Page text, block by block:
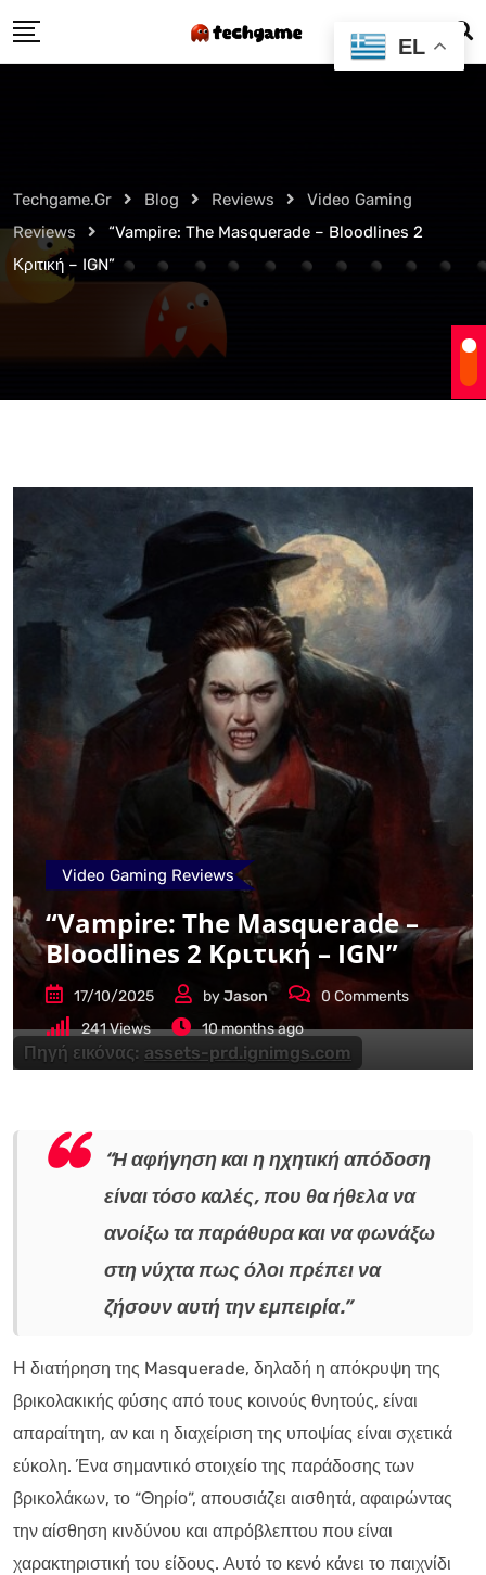
to
Techgame.gr Blog Reviews
Video Gaming
Reviews
“Vampire: The Masquerade – Bloodlines 2
Κριτική – IGN”
Πηγή εικόνας: assets-prd.ignimgs.com
Video Gaming Reviews
“Vampire: The Masquerade –
Bloodlines 2 Κριτική – IGN”
17/10/2025 byJason 0 Comments
241Views 10 months ago
“Η αφήγηση και η ηχητική απόδοση
είναι τόσο καλές, που θα ήθελα να
ανοίξω τα παράθυρα και να φωνάξω
στη νύχτα πως όλοι πρέπει να
ζήσουν αυτή την εμπειρία.”
Η διατήρηση της Masquerade, δηλαδή η απόκρυψη της
βρικολακικής φύσης από τους κοινούς θνητούς, είναι
απαραίτητη, αν και η διαχείριση της υποψίας είναι σχετικά
εύκολη. Ένα σημαντικό στοιχείο της παράδοσης των
βρικολάκων, το “Θηρίο”, απουσιάζει αισθητά, αφαιρώντας
την αίσθηση κινδύνου και απρόβλεπτου που είναι
χαρακτηριστική του είδους. Αυτό το κενό κάνει το παιχνίδι
EL